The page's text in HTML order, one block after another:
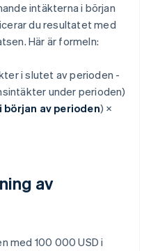
intäkterna i början
du resultatet med
Här är formeln:
i slutet av perioden -
under perioden)
av perioden) ×
av
med 100 000 USD i